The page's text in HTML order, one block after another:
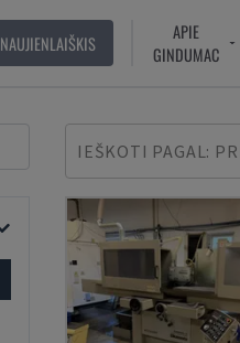
NAUJIENLAIŠKIS
APIE
GINDUMAC
IEŠKOTI PAGAL: